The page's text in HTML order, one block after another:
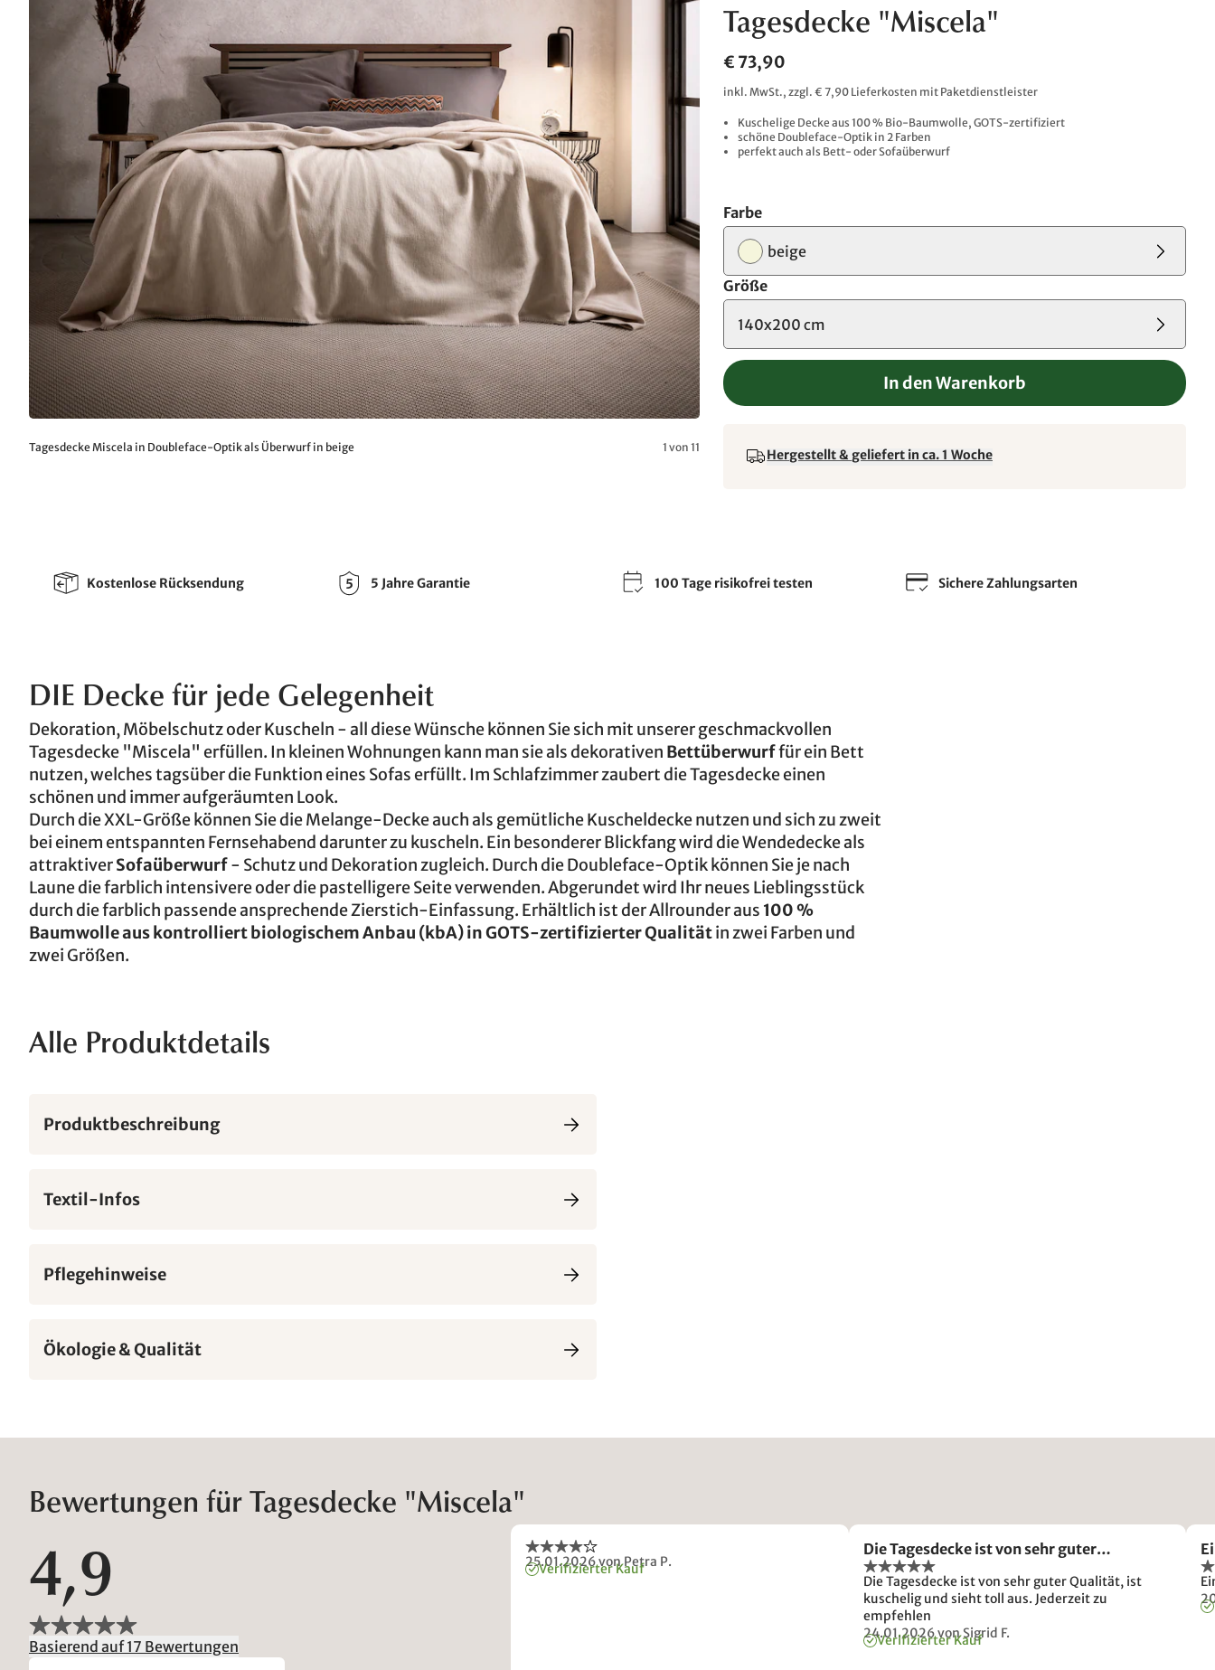
Tagesdecke Miscela in Doubleface-Optik als Überwurf in beige 1 von 11
Tagesdecke "Miscela"
€ 73,90
inkl. MwSt., zzgl. € 7,90 Lieferkosten mit Paketdienstleister
Kuschelige Decke aus 100 % Bio-Baumwolle, GOTS-zertifiziert
schöne Doubleface-Optik in 2 Farben
perfekt auch als Bett- oder Sofaüberwurf
Farbe
beige
Größe
140x200 cm
In den Warenkorb
Hergestellt & geliefert in ca. 1 Woche
Kostenlose Rücksendung 5 Jahre Garantie 100 Tage risikofrei testen Sichere Zahlungsarten
DIE Decke für jede Gelegenheit
Dekoration, Möbelschutz oder Kuscheln - all diese Wünsche können Sie sich mit unserer geschmackvollen
Tagesdecke "Miscela" erfüllen. In kleinen Wohnungen kann man sie als dekorativen Bettüberwurffür ein Bett
nutzen, welches tagsüber die Funktion eines Sofas erfüllt. Im Schlafzimmer zaubert die Tagesdecke einen
schönen und immer aufgeräumten Look.
Durch die XXL-Größe können Sie die Melange-Decke auch als gemütliche Kuscheldecke nutzen und sich zu zweit
bei einem entspannten Fernsehabend darunter zu kuscheln. Ein besonderer Blickfang wird die Wendedecke als
attraktiverSofaüberwurf- Schutz und Dekoration zugleich. Durch die Doubleface-Optik können Sie je nach
Laune die farblich intensivere oder die pastelligere Seite verwenden. Abgerundet wird Ihr neues Lieblingsstück
durch die farblich passende ansprechende Zierstich-Einfassung. Erhältlich ist der Allrounder aus 100 %
Baumwolle aus kontrolliert biologischem Anbau (kbA) in GOTS-zertifizierter Qualitätin zwei Farben und
zwei Größen.
Alle Produktdetails
Produktbeschreibung
Textil-Infos
Pflegehinweise
Ökologie & Qualität
Bewertungen für Tagesdecke "Miscela"
4,9
Basierend auf 17 Bewertungen
25.01.2026von Petra P.
Verifizierter Kauf
Die Tagesdecke ist von sehr guter…
Die Tagesdecke ist von sehr guter Qualität, ist
kuschelig und sieht toll aus. Jederzeit zu
empfehlen
24.01.2026von Sigrid F.
Verifizierter Kauf